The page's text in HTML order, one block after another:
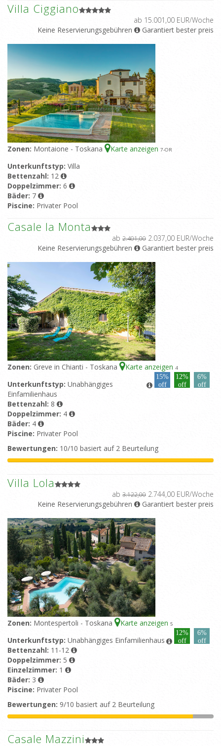
Villa Ciggiano
ab 15.001,00 EUR/Woche
Keine Reservierungsgebühren
Garantiert bester preis
Zonen: Montaione - Toskana Karte anzeigen 7-OR
Unterkunftstyp: Villa
Bettenzahl: 12
Doppelzimmer: 6
Bäder: 7
Piscine: Privater Pool
Casale la Monta
ab 2.401,00 2.037,00 EUR/Woche
Keine Reservierungsgebühren
Garantiert bester preis
Zonen: Greve in Chianti - Toskana Karte anzeigen 4
15%
off
12%
off
6%
off
Unterkunftstyp: Unabhängiges
Einfamilienhaus
Bettenzahl: 8
Doppelzimmer: 4
Bäder: 4
Piscine: Privater Pool
Bewertungen: 10/10 basiert auf 2 Beurteilung
Villa Lola
ab 3.122,00 2.744,00 EUR/Woche
Keine Reservierungsgebühren
Garantiert bester preis
Zonen: Montespertoli - Toskana Karte anzeigen 5
12%
off
6%
off
Unterkunftstyp: Unabhängiges Einfamilienhaus
Bettenzahl: 11-12
Doppelzimmer: 5
Einzelzimmer: 1
Bäder: 3
Piscine: Privater Pool
Bewertungen: 9/10 basiert auf 2 Beurteilung
Casale Mazzini